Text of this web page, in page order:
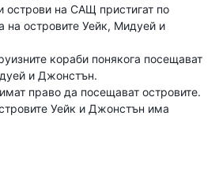
острови на САЩ пристигат по
на островите Уейк, Мидуей и
кораби понякога посещават
и Джонстън.
право да посещават островите.
Уейк и Джонстън има